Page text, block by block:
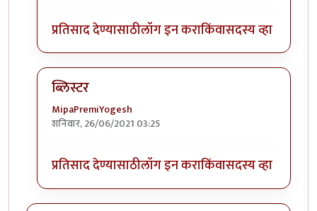
प्रतिसाद देण्यासाठीलॉग इन कराकिंवासदस्य व्हा
ब्लिस्टर
MipaPremiYogesh
शनिवार, 26/06/2021 03:25
प्रतिसाद देण्यासाठीलॉग इन कराकिंवासदस्य व्हा